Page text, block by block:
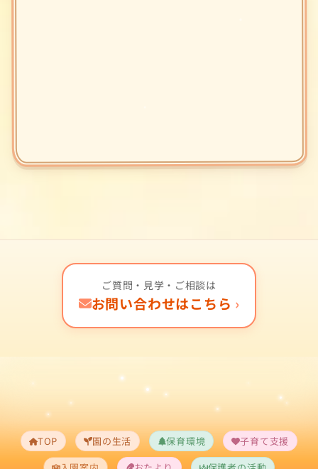
ご質問・見学・ご相談は
お問い合わせはこちら ›
TOP 園の生活 保育環境
子育て支援